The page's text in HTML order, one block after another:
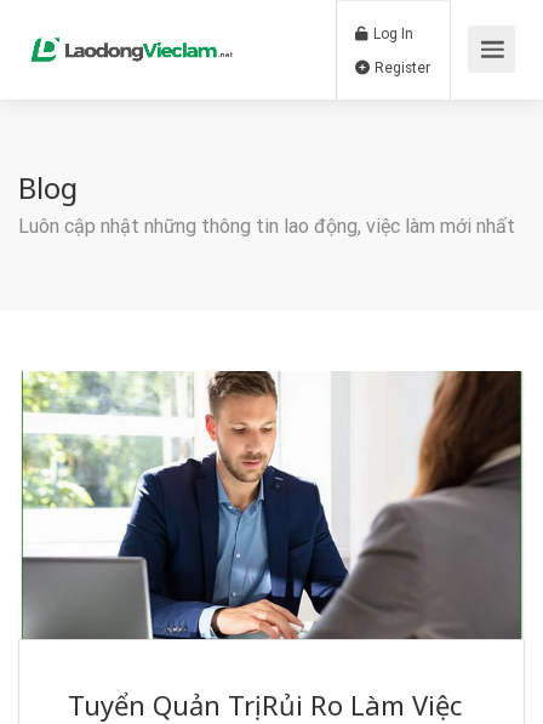
Log In
Blog
Luôn cập nhật những thông tin lao động, việc làm mới nhất
Tuyển Quản Trị Rủi Ro Làm Việc